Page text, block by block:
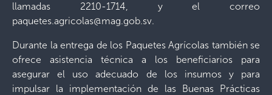
llamadas 2210-1714, y el correo
paquetes.agricolas@mag.gob.sv.
Durante la entrega de los Paquetes Agrícolas también se
ofrece asistencia técnica a los beneficiarios para
asegurar el uso adecuado de los insumos y para
impulsar la implementación de las Buenas Prácticas